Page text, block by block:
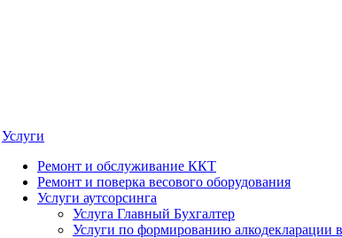
Услуги
Ремонт и обслуживание ККТ
Ремонт и поверка весового оборудования
Услуги аутсорсинга
Услуга Главный Бухгалтер
Услуги по формированию